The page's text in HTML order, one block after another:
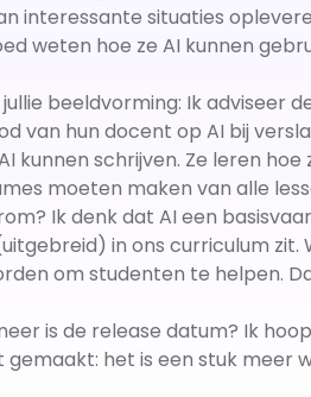
interessante situaties
weten hoe ze AI kunnen
beeldvorming: Ik adviseer
van hun docent op AI bij
kunnen schrijven. Ze leren
moeten maken van alle
Ik denk dat AI een
in ons curriculum
om studenten te helpen.
is de release datum? Ik
gemaakt: het is een stuk meer